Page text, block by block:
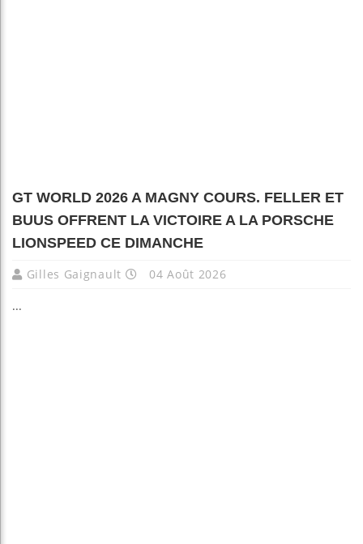
GT WORLD 2026 A MAGNY COURS. FELLER ET
BUUS OFFRENT LA VICTOIRE A LA PORSCHE
LIONSPEED CE DIMANCHE
Gilles Gaignault 04 Août 2026
...